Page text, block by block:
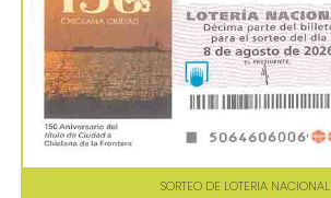
SORTEO DE LOTERIA NACIONAL